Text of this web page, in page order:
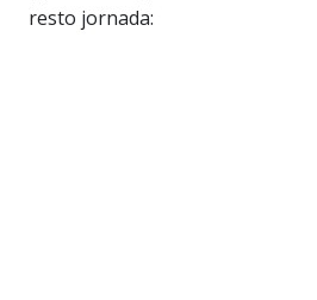
resto jornada: